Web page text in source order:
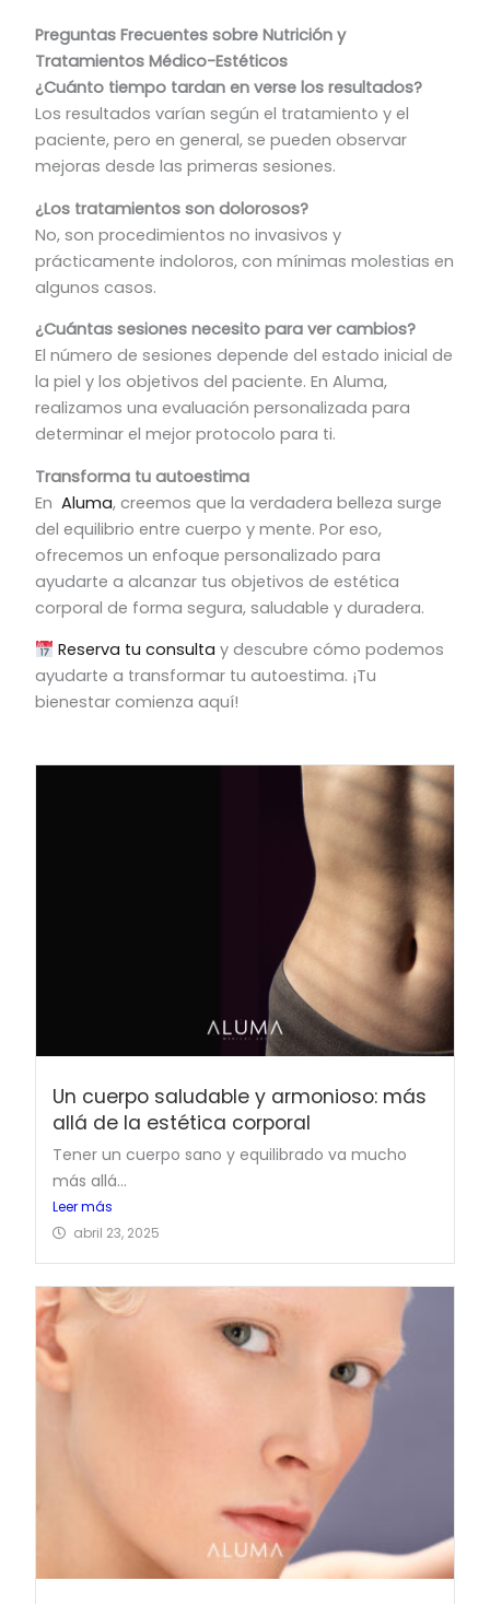
Preguntas Frecuentes sobre Nutrición y
Tratamientos Médico-Estéticos
¿Cuánto tiempo tardan en verse los resultados?
Los resultados varían según el tratamiento y el
paciente, pero en general, se pueden observar
mejoras desde las primeras sesiones.
¿Los tratamientos son dolorosos?
No, son procedimientos no invasivos y
prácticamente indoloros, con mínimas molestias en
algunos casos.
¿Cuántas sesiones necesito para ver cambios?
El número de sesiones depende del estado inicial de
la piel y los objetivos del paciente. En Aluma,
realizamos una evaluación personalizada para
determinar el mejor protocolo para ti.
Transforma tu autoestima
EnAluma, creemos que la verdadera belleza surge
del equilibrio entre cuerpo y mente. Por eso,
ofrecemos un enfoque personalizado para
ayudarte a alcanzar tus objetivos de estética
corporal de forma segura, saludable y duradera.
Reserva tu consulta y descubre cómo podemos
ayudarte a transformar tu autoestima. ¡Tu
bienestar comienza aquí!
Un cuerpo saludable y armonioso: más
allá de la estética corporal
Tener un cuerpo sano y equilibrado va mucho
más allá...
Leer más
abril 23, 2025